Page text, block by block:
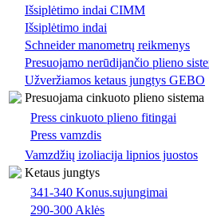
Išsiplėtimo indai CIMM
Išsiplėtimo indai
Schneider manometrų reikmenys
Presuojamo nerūdijančio plieno
Užveržiamos ketaus jungtys GEBO
Presuojama cinkuoto plieno sistema
Press cinkuoto plieno fitingai
Press vamzdis
Vamzdžių izoliacija lipnios juostos
Ketaus jungtys
341-340 Konus.sujungimai
290-300 Aklės